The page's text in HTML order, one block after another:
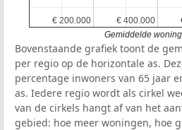
€ 200.000
€ 200.000 € 400.000
€ 400.000
Gemiddelde
Bovenstaande grafiek toont de
per regio op de horizontale as.
percentage inwoners van 65 jaar
as. Iedere regio wordt als cirkel
van de cirkels hangt af van het
gebied: hoe meer woningen, hoe